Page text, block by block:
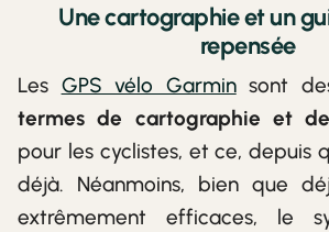
Une cartographie et un
repensée
Les GPS vélo Garminsont
termes de cartographie et
pour les cyclistes, et ce, depuis
déjà. Néanmoins, bien que
extrêmement efficaces, le